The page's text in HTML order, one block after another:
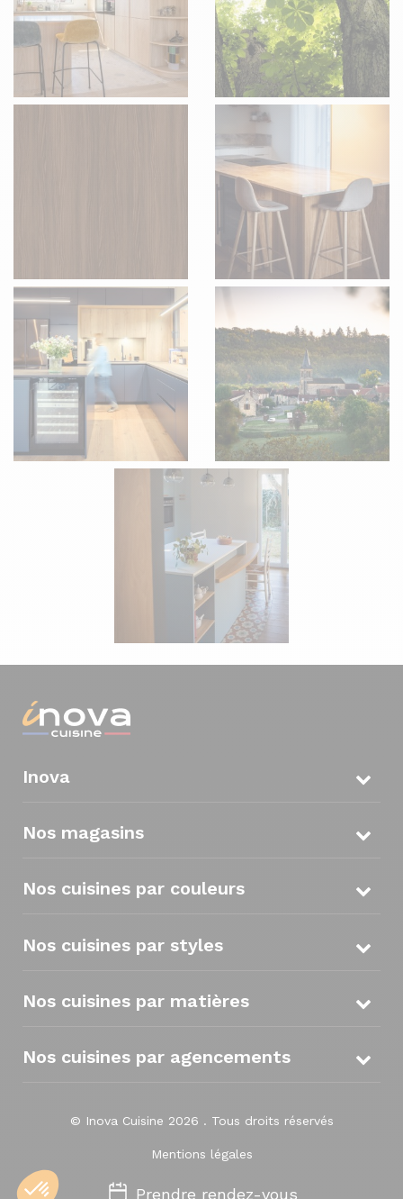
Inova
Nos magasins
Nos cuisines par couleurs
Nos cuisines par styles
Nos cuisines par matières
Nos cuisines par agencements
© Inova Cuisine 2026 . Tous droits réservés
Mentions légales
Politique de confidentialité
Prendre rendez-vous